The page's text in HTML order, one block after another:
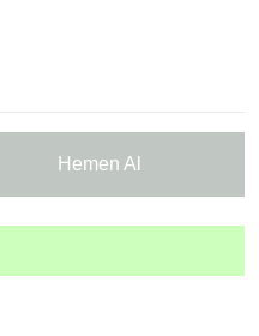
Hemen Al